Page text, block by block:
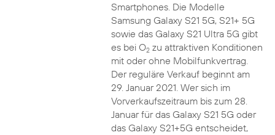
Smartphones. Die Modelle
Samsung Galaxy S21 5G, S21+ 5G
sowie das Galaxy S21 Ultra 5G gibt
es bei O2zu attraktiven Konditionen
mit oder ohne Mobilfunkvertrag.
Der reguläre Verkauf beginnt am
29. Januar 2021. Wer sich im
Vorverkaufszeitraum bis zum 28.
Januar für das Galaxy S21 5G oder
das Galaxy S21+5G entscheidet,